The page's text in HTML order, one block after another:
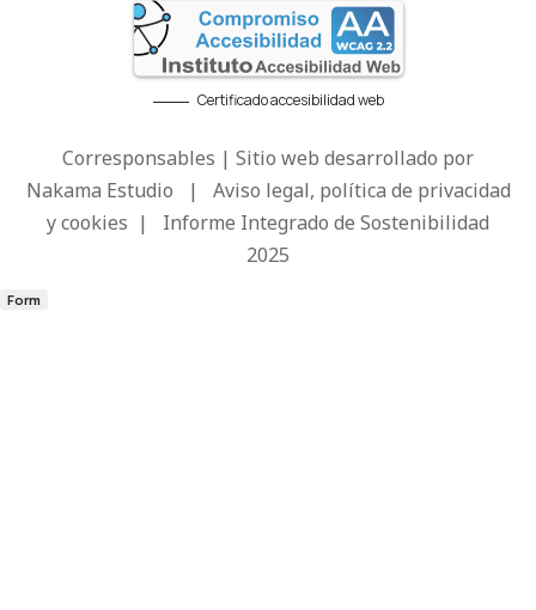
Certificado accesibilidad web
Corresponsables | Sitio web desarrollado por
Nakama Estudio | Aviso legal, política de privacidad
y cookies | Informe Integrado de Sostenibilidad
2025
Form